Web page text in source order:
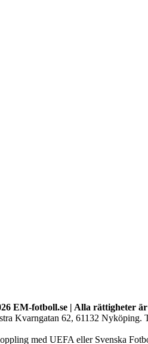
EM-fotboll.se | Alla rättigheter
Kvarngatan 62, 61132 Nyköping.
med UEFA eller Svenska